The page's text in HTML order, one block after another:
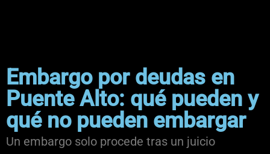
Embargo por deudas en
Puente Alto: qué pueden y
qué no pueden embargar
Un embargo solo procede tras un juicio